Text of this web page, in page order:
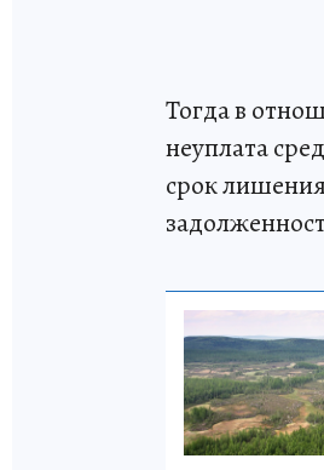
Тогда в
неуплата
срок